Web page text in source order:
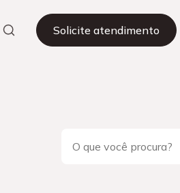
Solicite atendimento